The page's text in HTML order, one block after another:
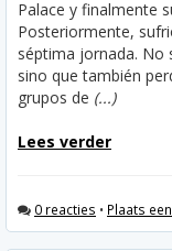
Palace y finalmente
Posteriormente,
séptima jornada. No
sino que también
grupos de (...)
Lees verder
0 reacties • Plaats